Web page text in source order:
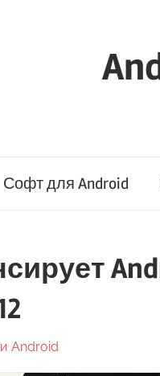
Софт для Android
Android